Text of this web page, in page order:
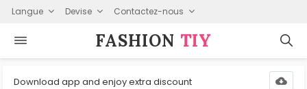
Langue Devise Contactez-nous
FASHION⁠ TIY
Download app and enjoy extra discount